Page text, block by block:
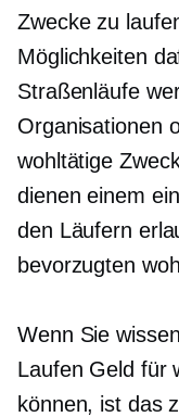
Zwecke zu
Möglichkeiten
Straßenläufe
Organisationen
wohltätige
dienen einem
den Läufern
bevorzugten
Wenn Sie
Laufen Geld für
können, ist das